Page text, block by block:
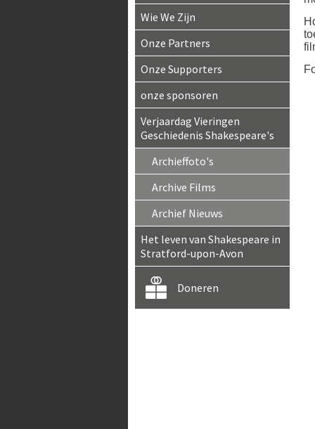
Wie We Zijn
Onze Partners
Onze Supporters
onze sponsoren
Verjaardag Vieringen
Geschiedenis Shakespeare's
Archieffoto's
Archive Films
Archief Nieuws
Het leven van Shakespeare in
Stratford-upon-Avon
Doneren